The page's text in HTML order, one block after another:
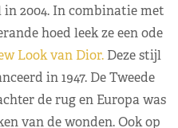
2004. In combinatie met
hoed leek ze een ode
Look van Dior. Deze stijl
in 1947. De Tweede
de rug en Europa was
van de wonden. Ook op